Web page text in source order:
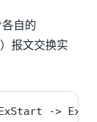
自的
报文交换实
->